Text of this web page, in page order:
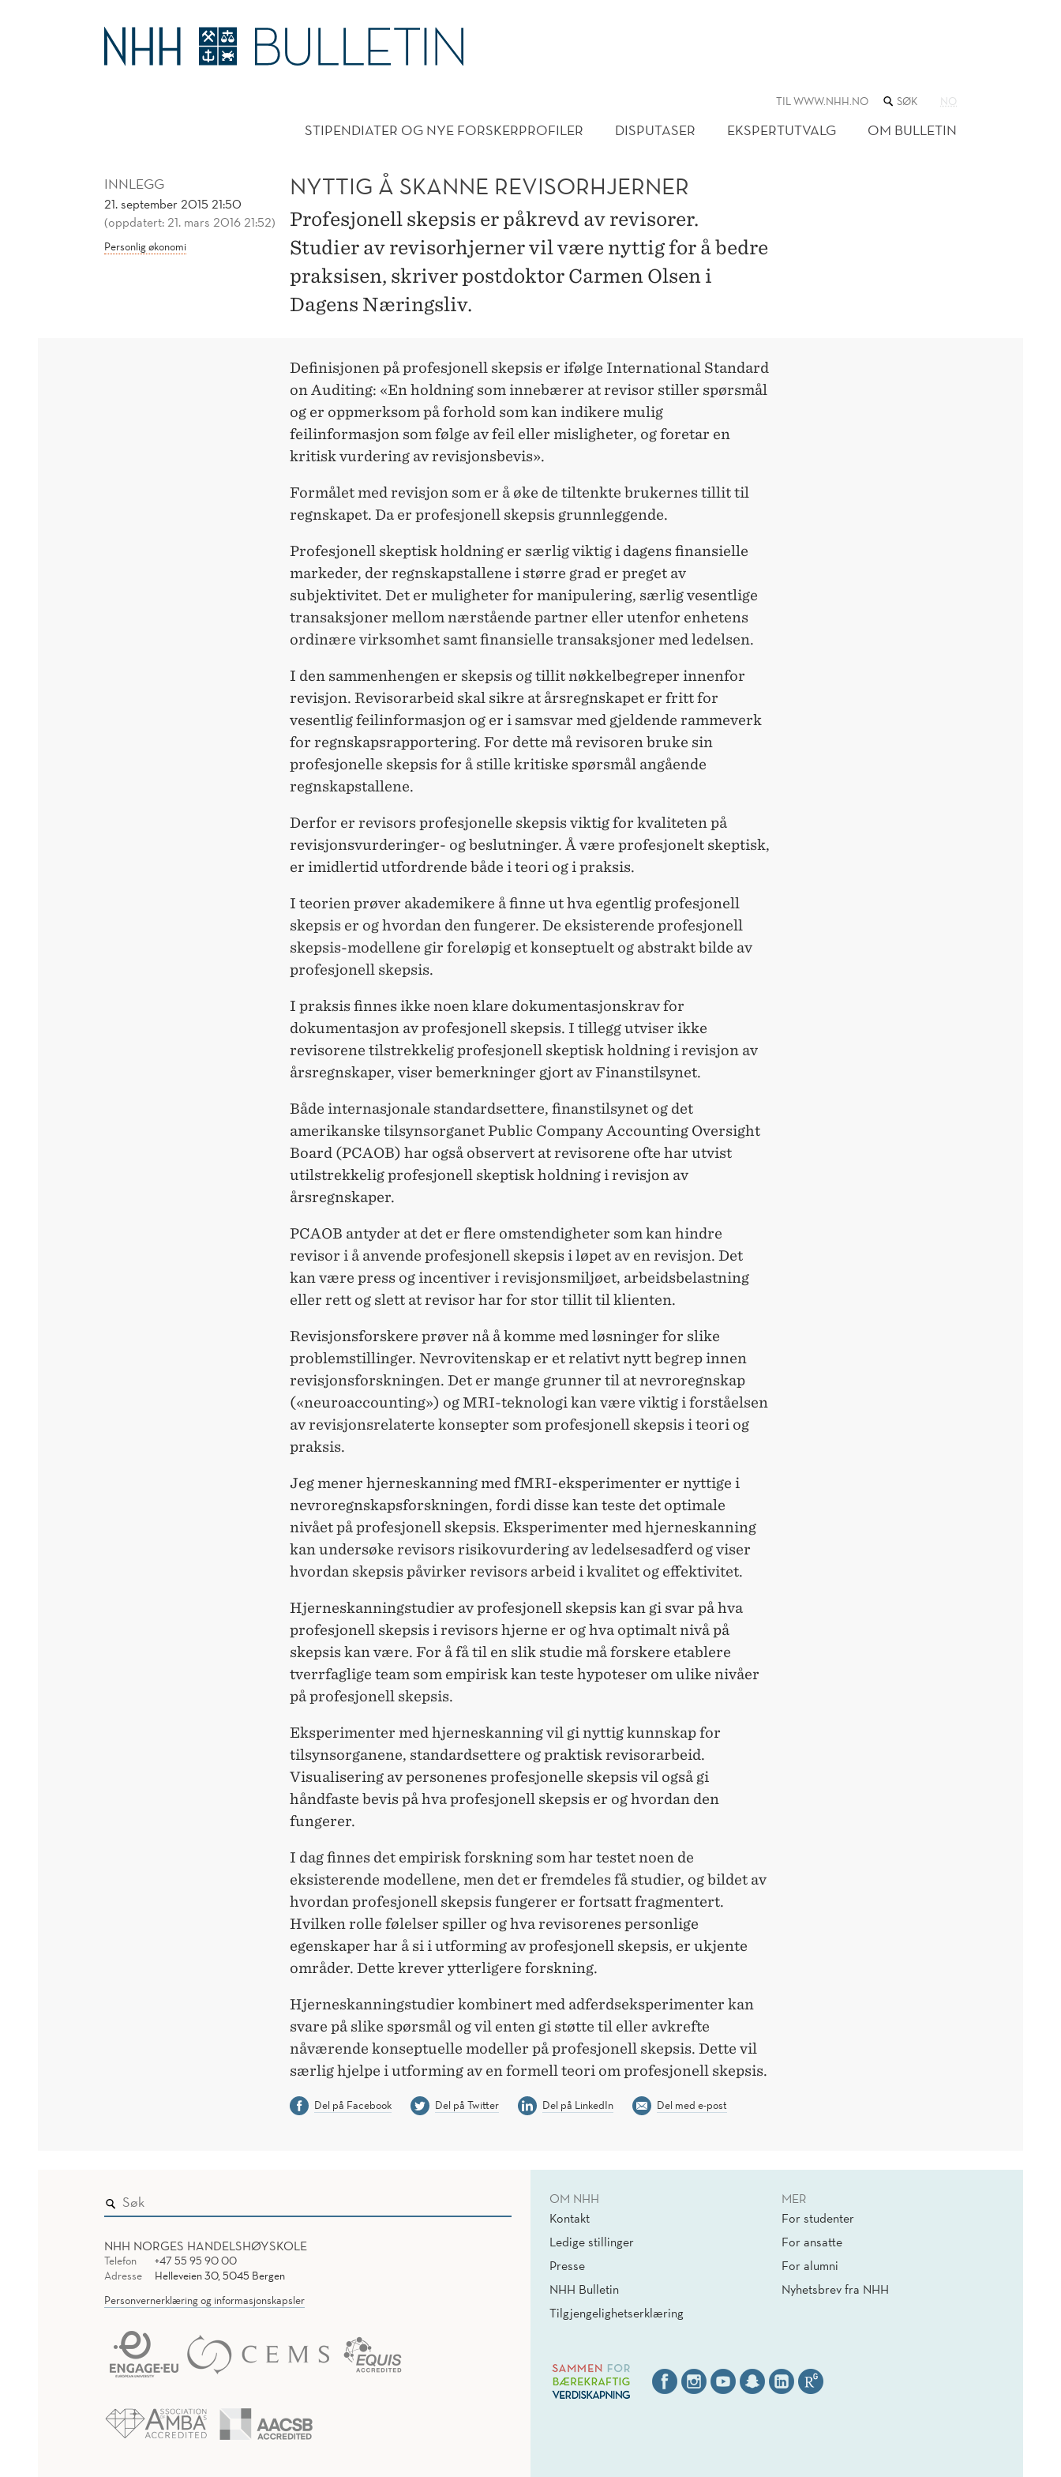
NYTTIG
TIL WWW.NHH.NO SØK
NETTSTEDET
NO
STIPENDIATER OG NYE FORSKERPROFILER DISPUTASER EKSPERTUTVALG OM BULLETIN
INNLEGG
21. september 2015 21:50
(oppdatert: 21. mars 2016 21:52)
Personlig økonomi
NYTTIG Å SKANNE REVISORHJERNER
Profesjonell skepsis er påkrevd av revisorer.
Studier av revisorhjerner vil være nyttig for å bedre
praksisen, skriver postdoktor Carmen Olsen i
Dagens Næringsliv.
Definisjonen på profesjonell skepsis er ifølge International Standard
on Auditing: «En holdning som innebærer at revisor stiller spørsmål
og er oppmerksom på forhold som kan indikere mulig
feilinformasjon som følge av feil eller misligheter, og foretar en
kritisk vurdering av revisjonsbevis».
Formålet med revisjon som er å øke de tiltenkte brukernes tillit til
regnskapet. Da er profesjonell skepsis grunnleggende.
Profesjonell skeptisk holdning er særlig viktig i dagens finansielle
markeder, der regnskapstallene i større grad er preget av
subjektivitet. Det er muligheter for manipulering, særlig vesentlige
transaksjoner mellom nærstående partner eller utenfor enhetens
ordinære virksomhet samt finansielle transaksjoner med ledelsen.
I den sammenhengen er skepsis og tillit nøkkelbegreper innenfor
revisjon. Revisorarbeid skal sikre at årsregnskapet er fritt for
vesentlig feilinformasjon og er i samsvar med gjeldende rammeverk
for regnskapsrapportering. For dette må revisoren bruke sin
profesjonelle skepsis for å stille kritiske spørsmål angående
regnskapstallene.
Derfor er revisors profesjonelle skepsis viktig for kvaliteten på
revisjonsvurderinger- og beslutninger. Å være profesjonelt skeptisk,
er imidlertid utfordrende både i teori og i praksis.
I teorien prøver akademikere å finne ut hva egentlig profesjonell
skepsis er og hvordan den fungerer. De eksisterende profesjonell
skepsis-modellene gir foreløpig et konseptuelt og abstrakt bilde av
profesjonell skepsis.
I praksis finnes ikke noen klare dokumentasjonskrav for
dokumentasjon av profesjonell skepsis. I tillegg utviser ikke
revisorene tilstrekkelig profesjonell skeptisk holdning i revisjon av
årsregnskaper, viser bemerkninger gjort av Finanstilsynet.
Både internasjonale standardsettere, finanstilsynet og det
amerikanske tilsynsorganet Public Company Accounting Oversight
Board (PCAOB) har også observert at revisorene ofte har utvist
utilstrekkelig profesjonell skeptisk holdning i revisjon av
årsregnskaper.
PCAOB antyder at det er flere omstendigheter som kan hindre
revisor i å anvende profesjonell skepsis i løpet av en revisjon. Det
kan være press og incentiver i revisjonsmiljøet, arbeidsbelastning
eller rett og slett at revisor har for stor tillit til klienten.
Revisjonsforskere prøver nå å komme med løsninger for slike
problemstillinger. Nevrovitenskap er et relativt nytt begrep innen
revisjonsforskningen. Det er mange grunner til at nevroregnskap
(«neuroaccounting») og MRI-teknologi kan være viktig i forståelsen
av revisjonsrelaterte konsepter som profesjonell skepsis i teori og
praksis.
Jeg mener hjerneskanning med fMRI-eksperimenter er nyttige i
nevroregnskapsforskningen, fordi disse kan teste det optimale
nivået på profesjonell skepsis. Eksperimenter med hjerneskanning
kan undersøke revisors risikovurdering av ledelsesadferd og viser
hvordan skepsis påvirker revisors arbeid i kvalitet og effektivitet.
Hjerneskanningstudier av profesjonell skepsis kan gi svar på hva
profesjonell skepsis i revisors hjerne er og hva optimalt nivå på
skepsis kan være. For å få til en slik studie måforskere etablere
tverrfaglige team som empirisk kan teste hypoteser om ulike nivåer
på profesjonell skepsis.
Eksperimenter med hjerneskanning vil gi nyttigkunnskapfor
tilsynsorganene, standardsettere og praktisk revisorarbeid.
Visualisering av personenes profesjonelle skepsis vil også gi
håndfaste bevis på hva profesjonell skepsis er og hvordan den
fungerer.
I dag finnes det empirisk forskning som har testet noen de
eksisterende modellene, men det er fremdeles få studier, og bildet av
hvordan profesjonell skepsis fungerer er fortsatt fragmentert.
Hvilken rolle følelser spiller og hva revisorenes personlige
egenskaper har å si i utforming av profesjonell skepsis, er ukjente
områder. Dette krever ytterligere forskning.
Hjerneskanningstudier kombinert med adferdseksperimenter kan
svare på slike spørsmål og vil enten gi støtte til eller avkrefte
nåværende konseptuelle modeller på profesjonell skepsis. Dette vil
særlig hjelpe i utforming av en formell teori om profesjonell skepsis.
Del på Facebook Del på Twitter Del på LinkedIn Del med e-post
NHH NORGES HANDELSHØYSKOLE
Telefon
+47 55 95 90 00
Adresse
Helleveien 30, 5045 Bergen
Personvernerklæring og informasjonskapsler
OM NHH
Kontakt
Ledige stillinger
Presse
NHH Bulletin
Tilgjengelighetserklæring
MER
For studenter
For ansatte
For alumni
Nyhetsbrev fra NHH